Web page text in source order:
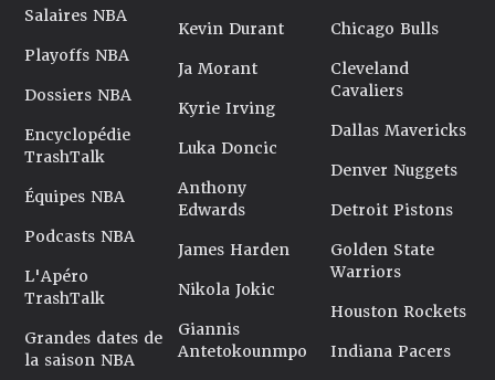
Salaires NBA
Playoffs NBA
Dossiers NBA
Encyclopédie
TrashTalk
Équipes NBA
Podcasts NBA
L'Apéro
TrashTalk
Grandes dates de
la saison NBA
Kevin Durant
Ja Morant
Kyrie Irving
Luka Doncic
Anthony
Edwards
James Harden
Nikola Jokic
Giannis
Antetokounmpo
Chicago Bulls
Cleveland
Cavaliers
Dallas Mavericks
Denver Nuggets
Detroit Pistons
Golden State
Warriors
Houston Rockets
Indiana Pacers